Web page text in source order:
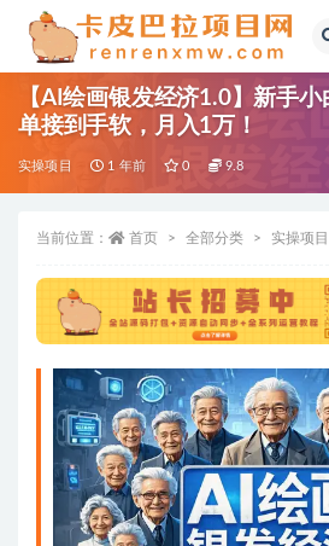
【AI绘画银发经济1.0】新手
单接到手软，月入1万！
实操项目 1 年前 0 9.8
当前位置： 首页 全部分类 实操项目
全部